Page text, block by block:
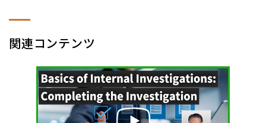
関連コンテンツ